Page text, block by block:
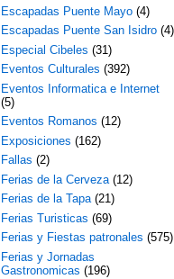
Escapadas Puente Mayo (4)
Escapadas Puente San Isidro (4)
Especial Cibeles (31)
Eventos Culturales (392)
Eventos Informatica e Internet
(5)
Eventos Romanos (12)
Exposiciones (162)
Fallas (2)
Ferias de la Cerveza (12)
Ferias de la Tapa (21)
Ferias Turisticas (69)
Ferias y Fiestas patronales (575)
Ferias y Jornadas
Gastronomicas (196)